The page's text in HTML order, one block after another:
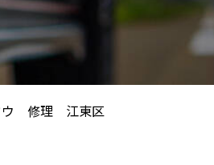
ウ 修理 江東区